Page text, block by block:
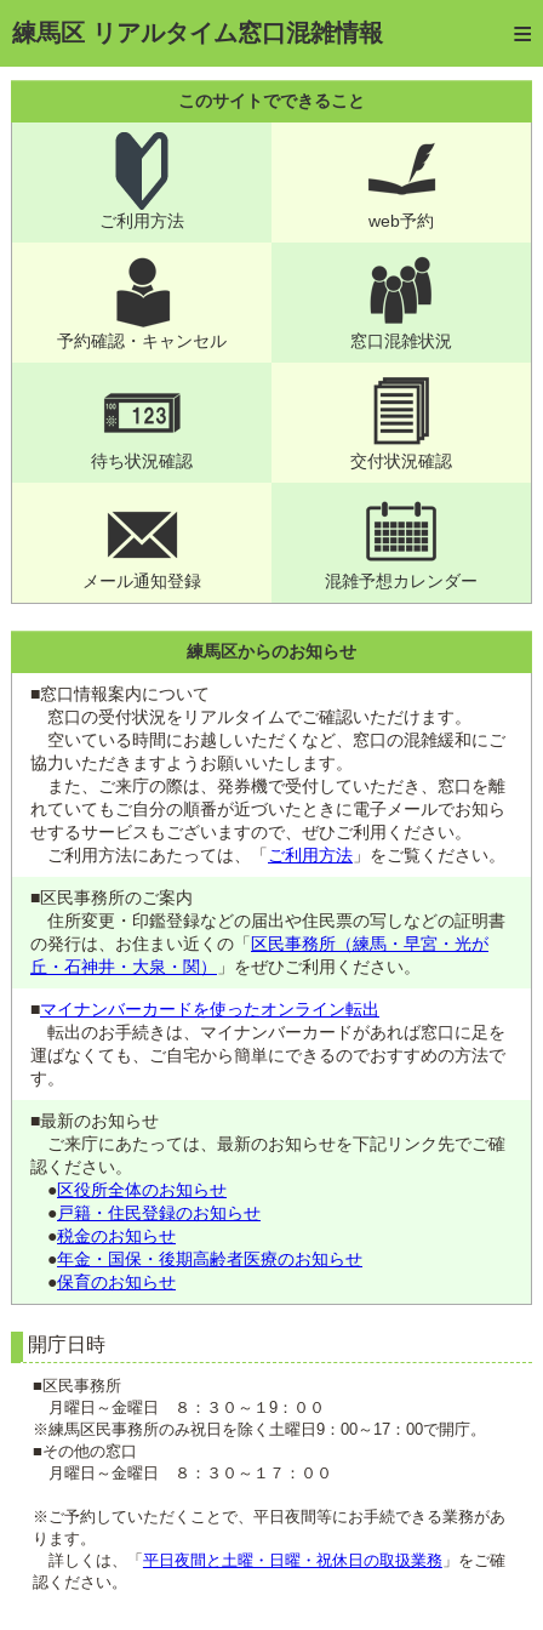
練馬区 リアルタイム窓口混雑情報
トップページ
ご利用方法
web予約
予約確認・キャンセル
窓口混雑状況
待ち状況確認
交付状況確認
混雑予想カレンダー
このサイトでできること
ご利用方法 web予約
予約確認・キャンセル 窓口混雑状況
待ち状況確認 交付状況確認
メール通知登録 混雑予想カレンダー
練馬区からのお知らせ
■窓口情報案内について
窓口の受付状況をリアルタイムでご確認いただけます。
空いている時間にお越しいただくなど、窓口の混雑緩和にご
協力いただきますようお願いいたします。
また、ご来庁の際は、発券機で受付していただき、窓口を離
れていてもご自分の順番が近づいたときに電子メールでお知ら
せするサービスもございますので、ぜひご利用ください。
ご利用方法にあたっては、「 ご利用方法 」をご覧ください。
■区民事務所のご案内
住所変更・印鑑登録などの届出や住民票の写しなどの証明書
の発行は、お住まい近くの「 区民事務所（練馬・早宮・光が
丘・石神井・大泉・関）
」をぜひご利用ください。
■マイナンバーカードを使ったオンライン転出
転出のお手続きは、マイナンバーカードがあれば窓口に足を
運ばなくても、ご自宅から簡単にできるのでおすすめの方法で
す。
■最新のお知らせ
ご来庁にあたっては、最新のお知らせを下記リンク先でご確
認ください。
●区役所全体のお知らせ
●戸籍・住民登録のお知らせ
●税金のお知らせ
●年金・国保・後期高齢者医療のお知らせ
●保育のお知らせ
開庁日時
■区民事務所
月曜日～金曜日 ８：３０～１9：００
※練馬区民事務所のみ祝日を除く土曜日9：00～17：00で開庁。
■その他の窓口
月曜日～金曜日 ８：３０～１７：００
※ご予約していただくことで、平日夜間等にお手続できる業務があ
ります。
詳しくは、「 平日夜間と土曜・日曜・祝休日の取扱業務」をご確
認ください。